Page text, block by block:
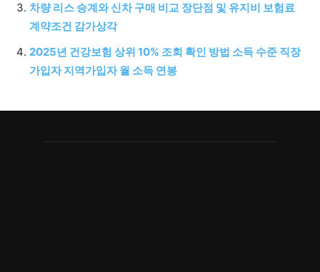
차량 리스 승계와 신차 구매 비교 장단점 및 유지비 보험료
계약조건 감가상각
2025년 건강보험 상위 10% 조회 확인 방법 소득 수준 직장
가입자 지역가입자 월 소득 연봉